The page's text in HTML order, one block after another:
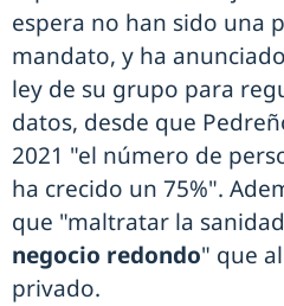
espera no han sido una
mandato, y ha
ley de su grupo para
datos, desde que
2021 "el número de
ha crecido un 75%".
que "maltratar la
negocio redondo" que
privado.